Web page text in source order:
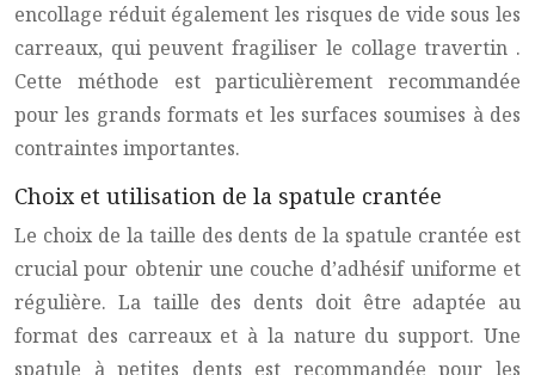
encollage réduit également les risques de vide sous les
carreaux, qui peuvent fragiliser le collage travertin .
Cette méthode est particulièrement recommandée
pour les grands formats et les surfaces soumises à des
contraintes importantes.
Choix et utilisation de la spatule crantée
Le choix de la taille des dents de la spatule crantée est
crucial pour obtenir une couche d’adhésif uniforme et
régulière. La taille des dents doit être adaptée au
format des carreaux et à la nature du support. Une
spatule à petites dents est recommandée pour les